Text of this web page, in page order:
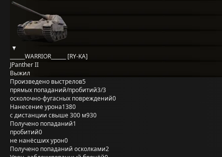
______WARRIOR______ [RY-KA]
JPanther II
Выжил
Произведено выстрелов5
прямых попаданий/пробитий3/3
осколочно-фугасных повреждений0
Нанесение урона1380
с дистанции свыше 300 м930
Получено попаданий1
пробитий0
не нанёсших урон0
Получено попаданий осколками2